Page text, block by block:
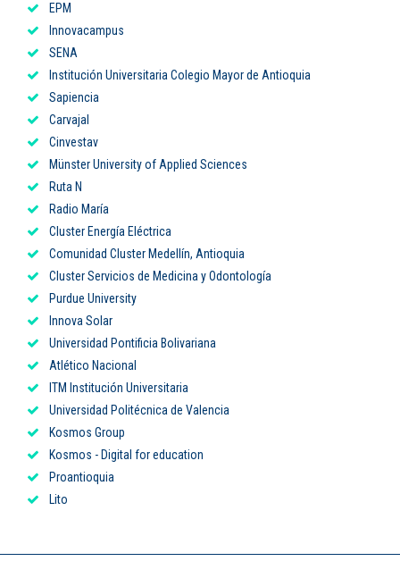
EPM
Innovacampus
SENA
Institución Universitaria Colegio Mayor de Antioquia
Sapiencia
Carvajal
Cinvestav
Münster University of Applied Sciences
Ruta N
Radio María
Cluster Energía Eléctrica
Comunidad Cluster Medellín, Antioquia
Cluster Servicios de Medicina y Odontología
Purdue University
Innova Solar
Universidad Pontificia Bolivariana
Atlético Nacional
ITM Institución Universitaria
Universidad Politécnica de Valencia
Kosmos Group
Kosmos - Digital for education
Proantioquia
Lito
Inscripciones permanentes